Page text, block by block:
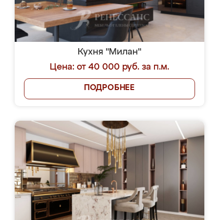
Кухня "Милан"
Цена: от 40 000 руб. за п.м.
ПОДРОБНЕЕ